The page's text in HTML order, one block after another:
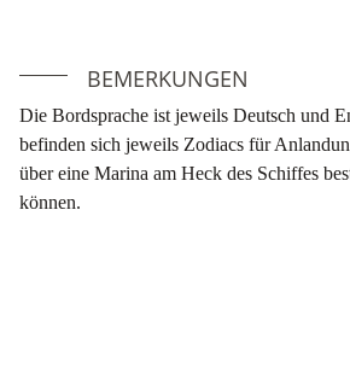
BEMERKUNGEN
Die Bordsprache ist jeweils Deutsch und
befinden sich jeweils Zodiacs für
über eine Marina am Heck des Schiffes
können.